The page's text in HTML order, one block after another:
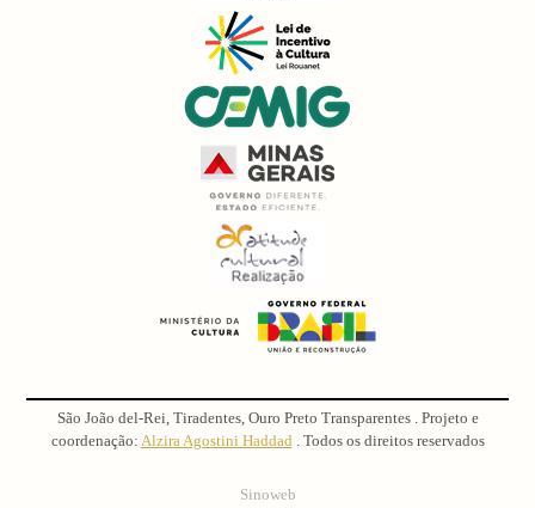
São João del-Rei, Tiradentes, Ouro Preto Transparentes . Projeto e
coordenação: Alzira Agostini Haddad . Todos os direitos reservados
Sinoweb